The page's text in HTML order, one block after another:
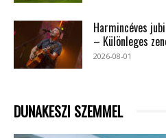
Harmincéves
– Különleges
2026-08-01
DUNAKESZI SZEMMEL